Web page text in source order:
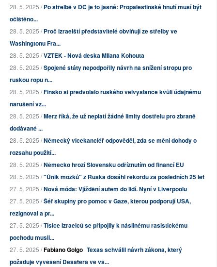
28. 5. 2025 /Po střelbě v DC je to jasné: Propalestinské hnutí musí být
očištěno...
28. 5. 2025 /Proč izraelští představitelé obviňují ze střelby ve
Washingtonu Fra...
28. 5. 2025 /VZTEK - Nová deska MIlana Kohouta
28. 5. 2025 /Spojené státy nepodpořily návrh na snížení stropu pro
ruskou ropu n...
28. 5. 2025 /Finsko si předvolalo ruského velvyslance kvůli údajnému
narušení vz...
28. 5. 2025 /Merz říká, že už neplatí žádné limity dostřelu pro zbraně
dodávané ...
28. 5. 2025 /Německý vicekancléř odpověděl, zda se mění dohody o
rozsahu použití...
28. 5. 2025 /Německo hrozí Slovensku odříznutím od financí EU
28. 5. 2025 /"Únik mozků" z Ruska dosáhl rekordu za posledních 25 let
27. 5. 2025 /Nová móda: Vjíždění autem do lidí. Nyní v Liverpoolu
27. 5. 2025 /Šéf skupiny pro pomoc v Gaze, kterou podporují USA,
rezignoval a pr...
27. 5. 2025 /Tisíce Izraelců se připojily k násilnému rasistickému
pochodu musli...
27. 5. 2025 /Fabiano Golgo Texas schválil návrh zákona, který
požaduje vyvěšení Desatera ve vš...